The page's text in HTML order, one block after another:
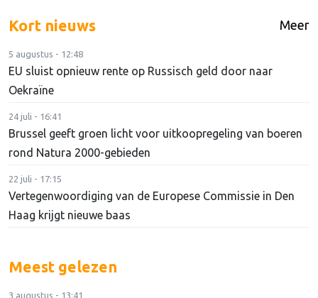
Kort nieuws Meer
5 augustus - 12:48
EU sluist opnieuw rente op Russisch geld door naar
Oekraïne
24 juli - 16:41
Brussel geeft groen licht voor uitkoopregeling van boeren
rond Natura 2000-gebieden
22 juli - 17:15
Vertegenwoordiging van de Europese Commissie in Den
Haag krijgt nieuwe baas
Meest gelezen
3 augustus - 13:41